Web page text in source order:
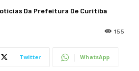
Da Prefeitura De Curitiba
155
Twitter WhatsApp